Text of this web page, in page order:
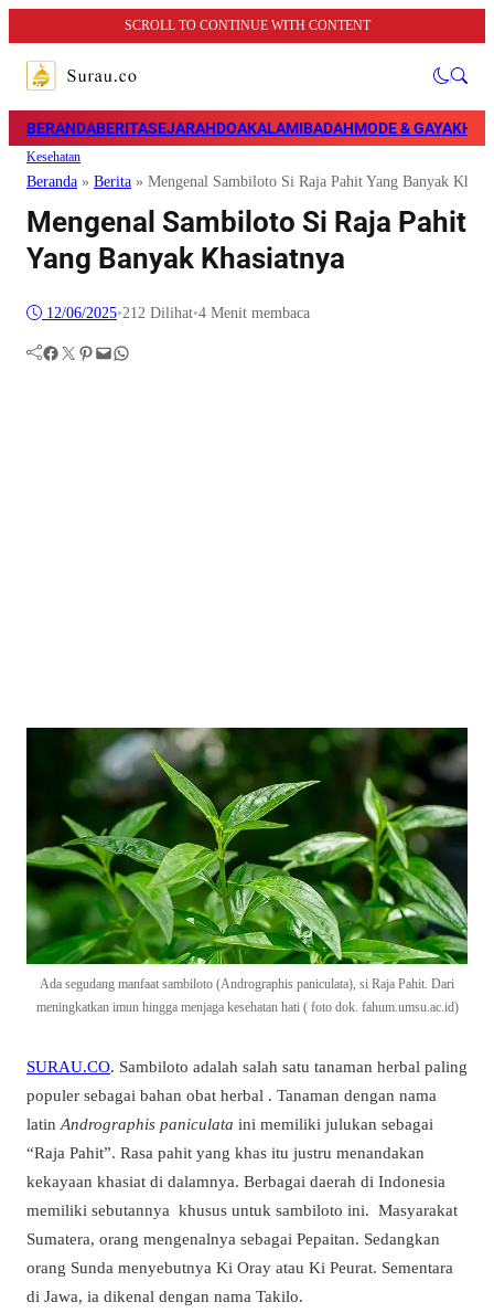
SCROLL TO CONTINUE WITH CONTENT
BERANDABERITASEJARAHDOAKALAMIBADAHMODE & GAYA
Kesehatan
Beranda » Berita » Mengenal Sambiloto Si Raja Pahit Yang Banyak
Mengenal Sambiloto Si Raja Pahit
Yang Banyak Khasiatnya
12/06/2025•212 Dilihat•4 Menit membaca
Facebook Twitter Pinterest Mail WhatsApp
Ada segudang manfaat sambiloto (Andrographis paniculata), si Raja Pahit. Dari
meningkatkan imun hingga menjaga kesehatan hati ( foto dok. fahum.umsu.ac.id)
SURAU.CO. Sambiloto adalah salah satu tanaman herbal paling
populer sebagai bahan obat herbal . Tanaman dengan nama
latinAndrographis paniculata ini memiliki julukan sebagai
“Raja Pahit”. Rasa pahit yang khas itu justru menandakan
kekayaan khasiat di dalamnya. Berbagai daerah di Indonesia
memiliki sebutannya khusus untuk sambiloto ini. Masyarakat
Sumatera, orang mengenalnya sebagai Pepaitan. Sedangkan
orang Sunda menyebutnya Ki Oray atau Ki Peurat. Sementara
di Jawa, ia dikenal dengan nama Takilo.